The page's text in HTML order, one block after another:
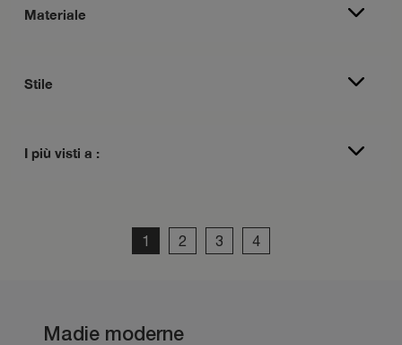
Materiale
Stile
I più visti a :
1 2 3 4
Madie moderne